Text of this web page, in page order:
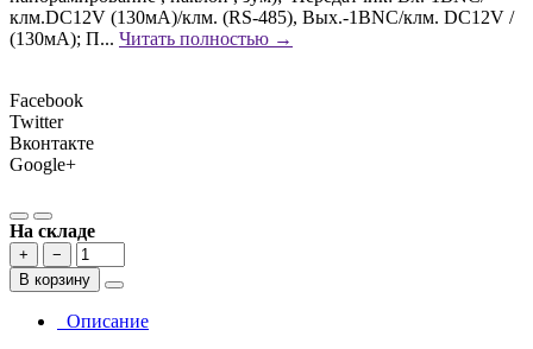
клм.DC12V (130мA)/клм. (RS-485), Вых.-1BNC/клм. DC12V /
(130мA); П... Читать полностью →
Facebook
Twitter
Вконтакте
Google+
На складе
+
−
В корзину
Описание